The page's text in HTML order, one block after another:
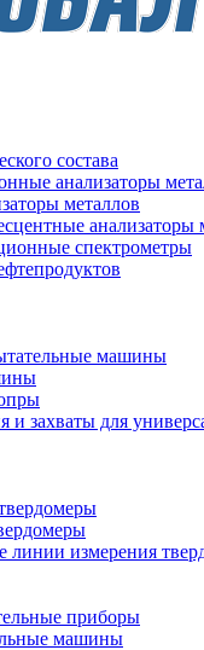
состава
анализаторы
металлов
анализаторы
спектрометры
машины
и захваты для
линии измерения
приборы
машины